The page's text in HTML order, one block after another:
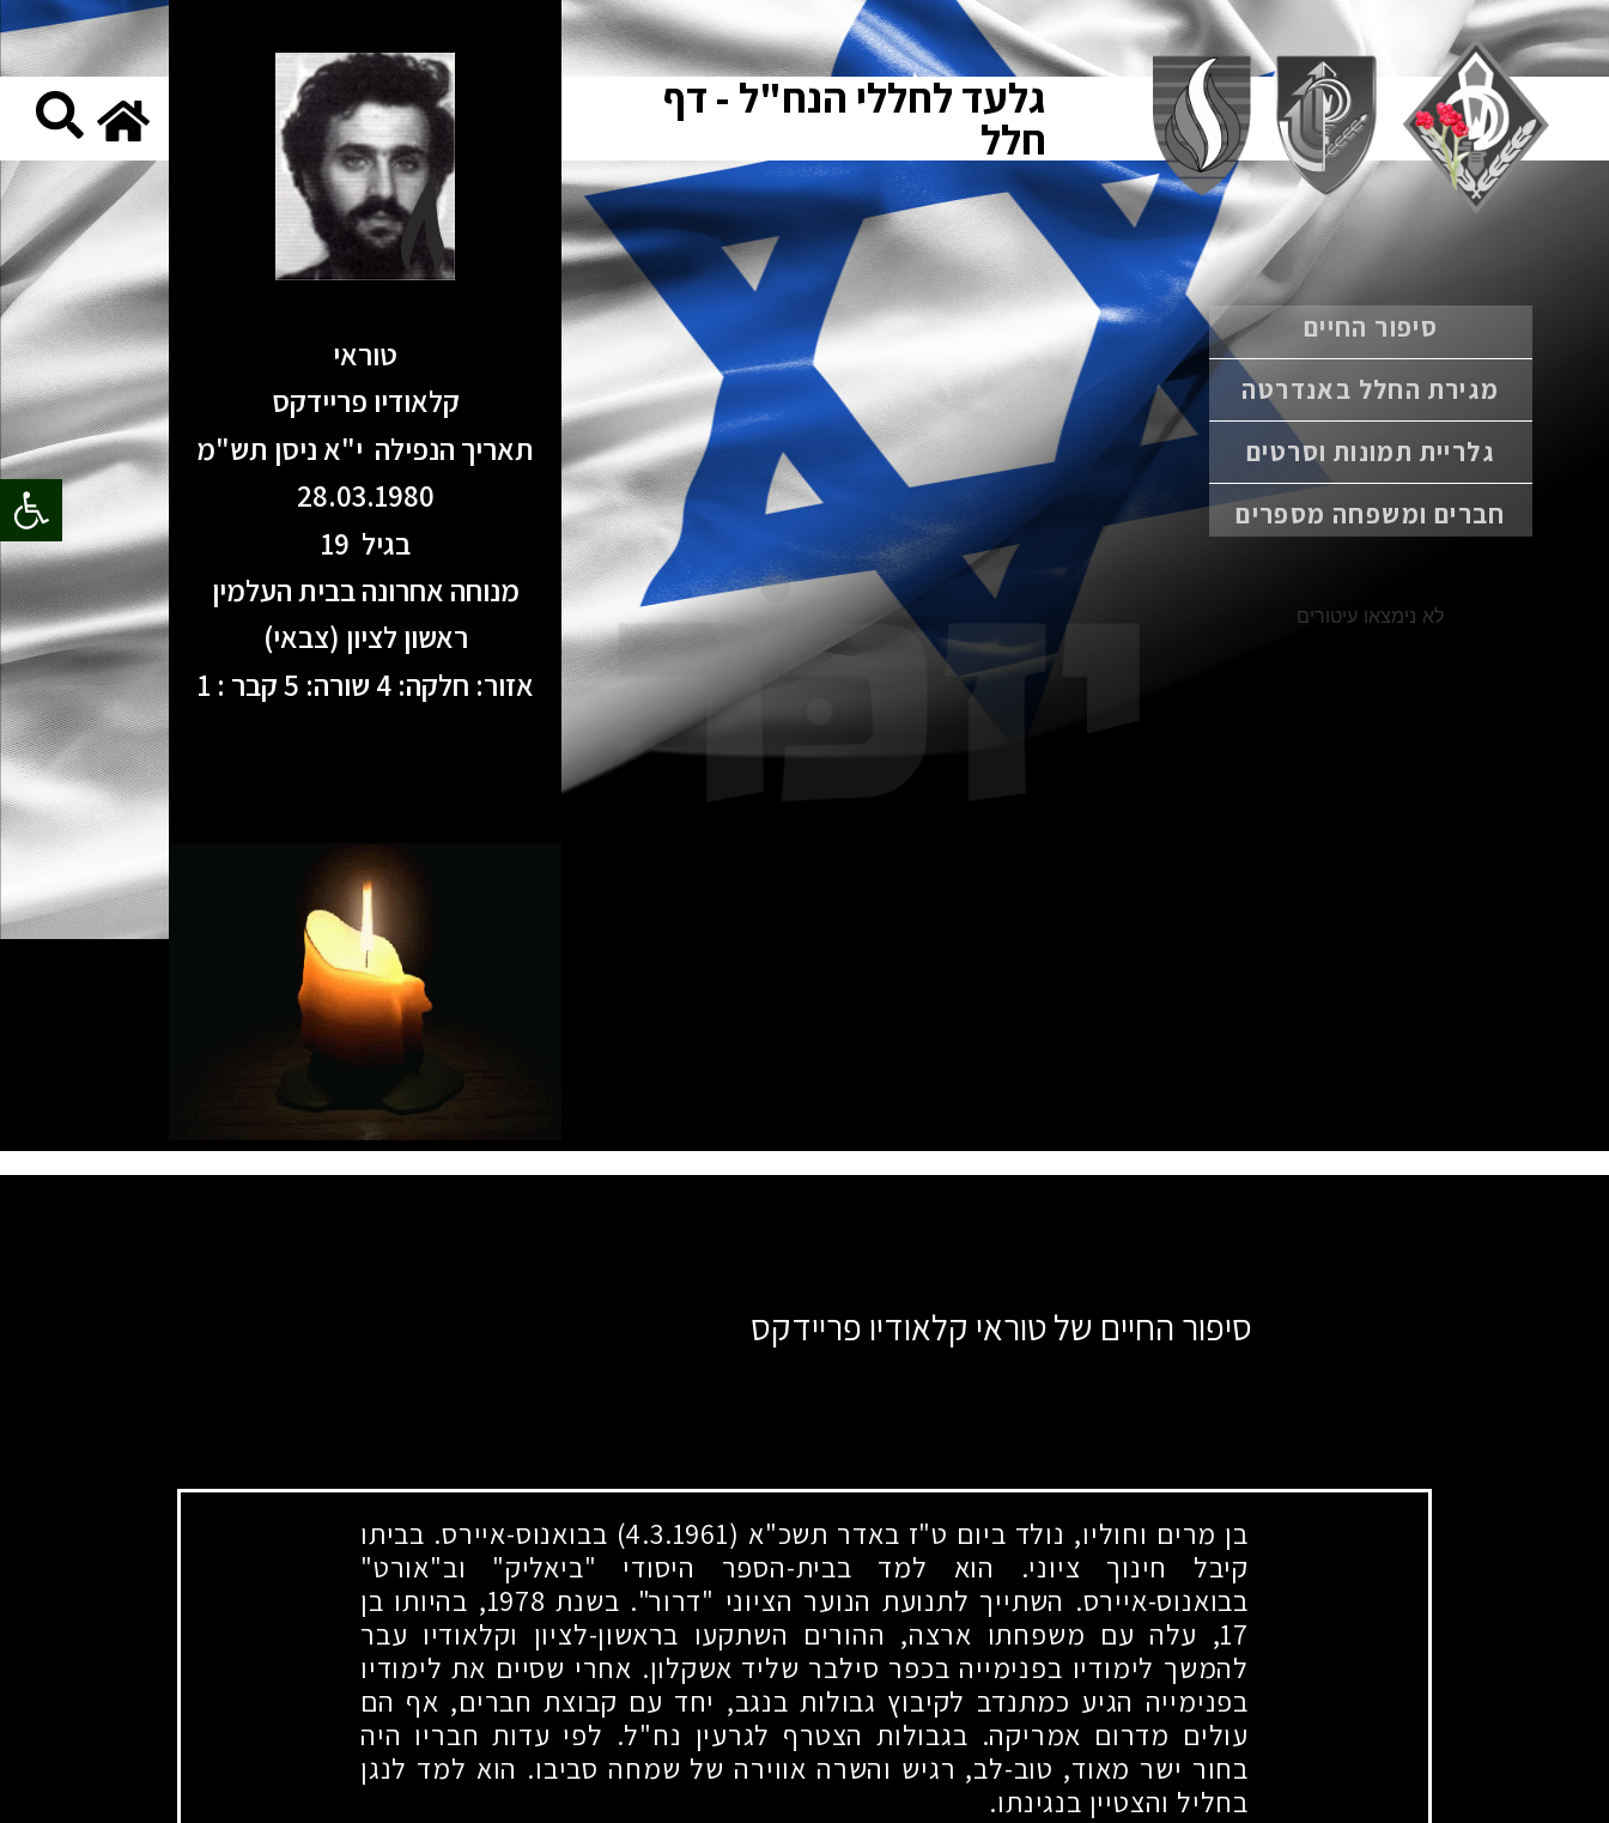
פתח
גלעד לחללי הנח"ל - דף
חלל
סיפור החיים
מגירת החלל באנדרטה
גלריית תמונות וסרטים
חברים ומשפחה מספרים
לא נימצאו עיטורים
טוראי
קלאודיו פריידקס
תאריך הנפילה י"א ניסן תש"מ
28.03.1980
בגיל 19
מנוחה אחרונה בבית העלמין
ראשון לציון (צבאי)
אזור: חלקה: 4 שורה: 5 קבר : 1
סיפור החיים של טוראי קלאודיו פריידקס
בן מרים וחוליו, נולד ביום ט"ז באדר תשכ"א (4.3.1961)
בבואנוס-איירס. בביתו
קיבל חינוך ציוני. הוא למד בבית-הספר היסודי "ביאליק" וב"אורט"
בבואנוס-איירס. השתייך לתנועת הנוער הציוני "דרור". בשנת 1978, בהיותו בן
17, עלה עם משפחתו ארצה, ההורים השתקעו בראשון-לציון וקלאודיו עבר
להמשך לימודיו בפנימייה בכפר סילבר שליד אשקלון. אחרי שסיים את לימודיו
בפנימייה הגיע כמתנדב לקיבוץ גבולות בנגב, יחד עם קבוצת חברים, אף הם
עולים מדרום אמריקה. בגבולות הצטרף לגרעין נח"ל. לפי עדות חבריו היה
בחור ישר מאוד, טוב-לב, רגיש והשרה אווירה של שמחה סביבו. הוא למד לנגן
בחליל והצטיין בנגינתו.